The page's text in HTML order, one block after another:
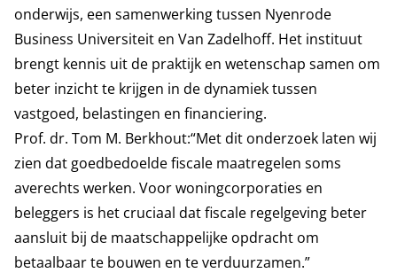
onderwijs, een samenwerking tussen Nyenrode
Business Universiteit en Van Zadelhoff. Het instituut
brengt kennis uit de praktijk en wetenschap samen om
beter inzicht te krijgen in de dynamiek tussen
vastgoed, belastingen en financiering.
Prof. dr. Tom M. Berkhout:“Met dit onderzoek laten wij
zien dat goedbedoelde fiscale maatregelen soms
averechts werken. Voor woningcorporaties en
beleggers is het cruciaal dat fiscale regelgeving beter
aansluit bij de maatschappelijke opdracht om
betaalbaar te bouwen en te verduurzamen.”